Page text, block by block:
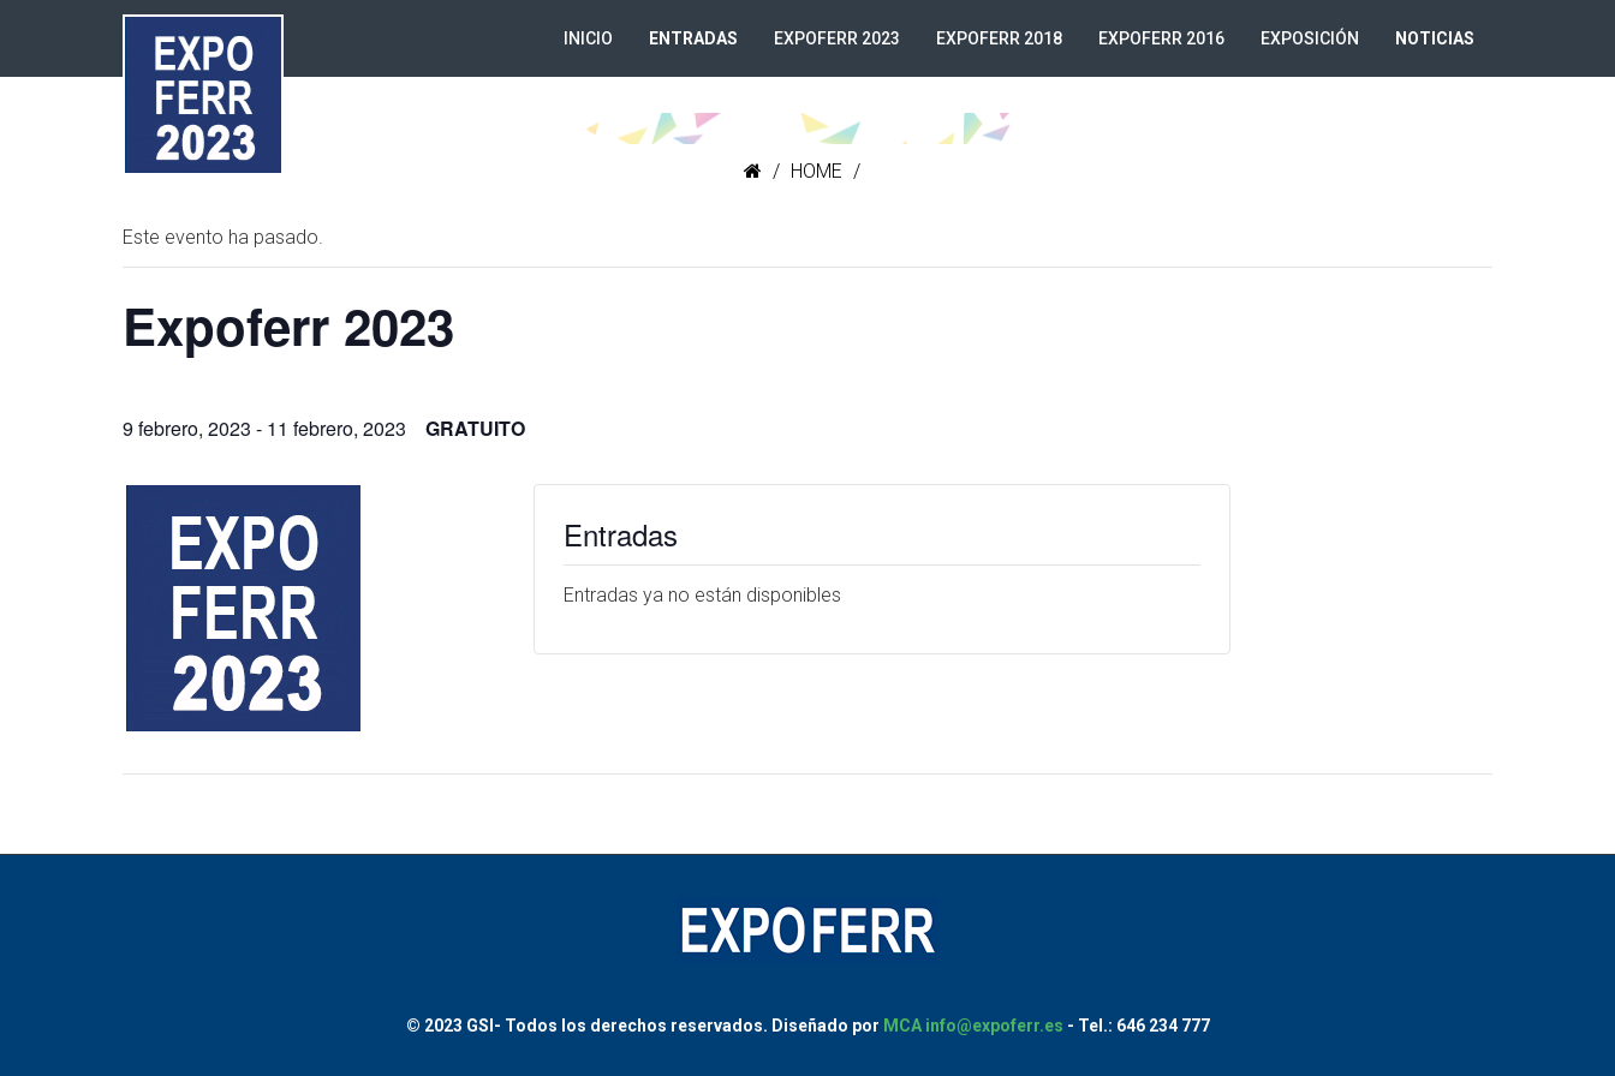
INICIO ENTRADAS EXPOFERR 2023 EXPOFERR 2018 EXPOFERR 2016 EXPOSICIÓN NOTICIAS
HOME
Este evento ha pasado.
Expoferr 2023
9 febrero, 2023 - 11 febrero, 2023 GRATUITO
Entradas
Entradas ya no están disponibles
© 2023 GSI- Todos los derechos reservados. Diseñado por MCA info@expoferr.es - Tel.: 646 234 777